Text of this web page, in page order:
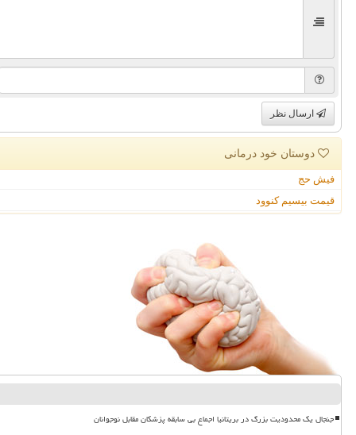
ارسال نظر
دوستان خود درمانی
فیش حج
قیمت بیسیم کنوود
جنجال یک محدودیت بزرگ در بریتانیا اجماع بی سابقه پزشکان مقابل نوجوانان